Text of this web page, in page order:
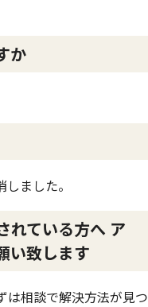
か
ました。
れている方へ ア
い致します
は相談で解決方法が見つ